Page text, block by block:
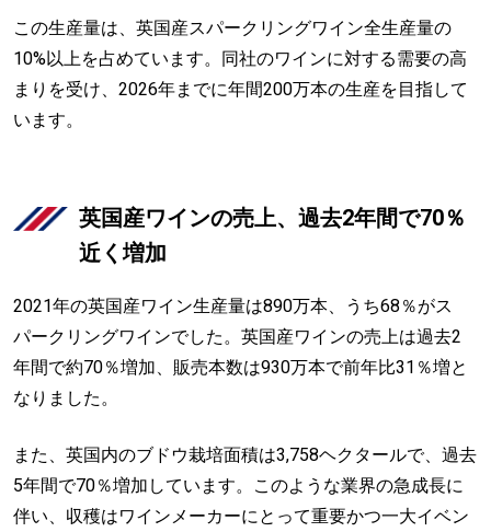
この生産量は、英国産スパークリングワイン全生産量の
10%以上を占めています。同社のワインに対する需要の高
まりを受け、2026年までに年間200万本の生産を目指して
います。
英国産ワインの売上、過去2年間で70％
近く増加
2021年の英国産ワイン生産量は890万本、うち68％がス
パークリングワインでした。英国産ワインの売上は過去2
年間で約70％増加、販売本数は930万本で前年比31％増と
なりました。
また、英国内のブドウ栽培面積は3,758ヘクタールで、過去
5年間で70％増加しています。このような業界の急成長に
伴い、収穫はワインメーカーにとって重要かつ一大イベン